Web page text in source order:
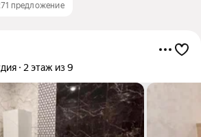
предложение
2 этаж из 9